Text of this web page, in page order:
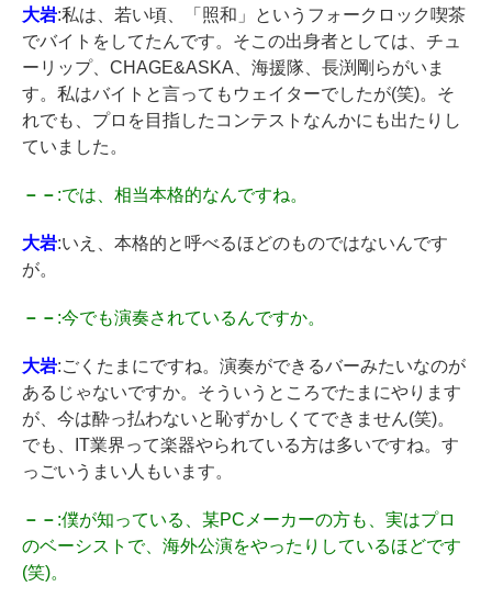
大岩:私は、若い頃、「照和」というフォークロック喫茶
でバイトをしてたんです。そこの出身者としては、チュ
ーリップ、CHAGE&ASKA、海援隊、長渕剛らがいま
す。私はバイトと言ってもウェイターでしたが(笑)。そ
れでも、プロを目指したコンテストなんかにも出たりし
ていました。
－－ :では、相当本格的なんですね。
大岩:いえ、本格的と呼べるほどのものではないんです
が。
－－ :今でも演奏されているんですか。
大岩:ごくたまにですね。演奏ができるバーみたいなのが
あるじゃないですか。そういうところでたまにやります
が、今は酔っ払わないと恥ずかしくてできません(笑)。
でも、IT業界って楽器やられている方は多いですね。す
っごいうまい人もいます。
－－ :僕が知っている、某PCメーカーの方も、実はプロ
のベーシストで、海外公演をやったりしているほどです
(笑)。